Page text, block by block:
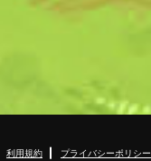
利用規約 プライバシーポリシー